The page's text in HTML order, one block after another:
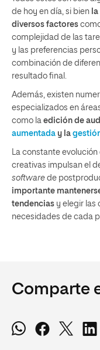
de hoy en día, si bien
diversos factores
complejidad de las
y las preferencias
combinación de
resultado final.
Además, existen
especializados en
como la edición de
aumentada y la
La constante
creativas impulsan el
software de
importante
tendencias y elegir las
necesidades de cada
Comparte